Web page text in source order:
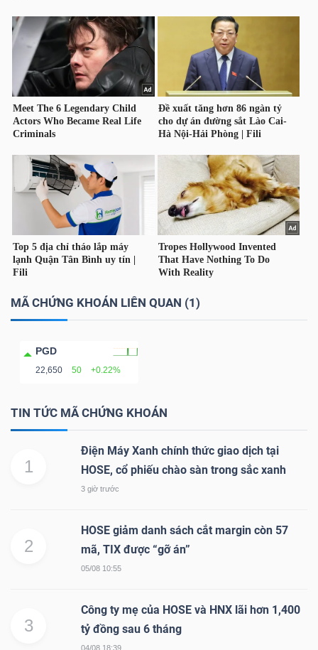
MÃ CHỨNG KHOÁN LIÊN QUAN (1)
PGD
22,650 50 +0.22%
TIN TỨC MÃ CHỨNG KHOÁN
1
Điện Máy Xanh chính thức giao dịch tại
HOSE, cổ phiếu chào sàn trong sắc xanh
3 giờ trước
2
HOSE giảm danh sách cắt margin còn 57
mã, TIX được “gỡ án”
05/08 10:55
3
Công ty mẹ của HOSE và HNX lãi hơn 1,400
tỷ đồng sau 6 tháng
04/08 18:39
LIỆU
Ngành
(-)
VS-
SECTOR
NĂNG
LƯỢNG
CÔNG